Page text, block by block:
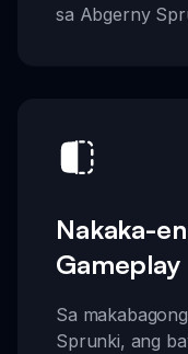
sa Abgerny
Nakaka-
Gameplay
Sa
Sprunki, ang